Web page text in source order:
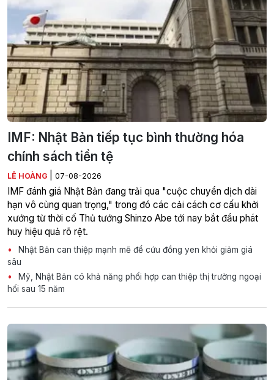
IMF: Nhật Bản tiếp tục bình thường hóa
chính sách tiền tệ
LÊ HOÀNG 07-08-2026
IMF đánh giá Nhật Bản đang trải qua "cuộc chuyển dịch dài
hạn vô cùng quan trọng," trong đó các cải cách cơ cấu khởi
xướng từ thời cố Thủ tướng Shinzo Abe tới nay bắt đầu phát
huy hiệu quả rõ rệt.
Nhật Bản can thiệp mạnh mẽ để cứu đồng yen khỏi giảm giá
sâu
Mỹ, Nhật Bản có khả năng phối hợp can thiệp thị trường ngoại
hối sau 15 năm